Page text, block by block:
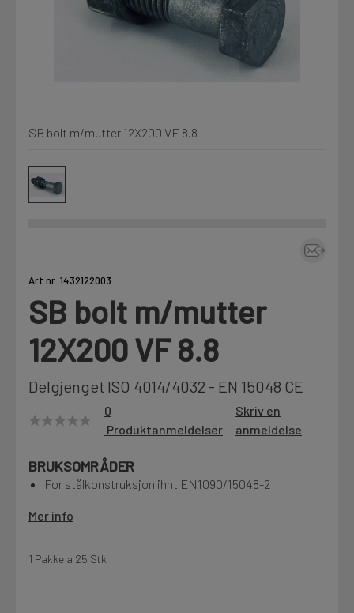
Kjemi, vindsperre og branntetting
Annet
Fag
Motek
Kontakt og åpningstider
Kontakt
Firmainformasjon
LOGG UT
SB bolt m/mutter 12X200 VF 8.8
Art.nr. 1432122003
SB bolt m/mutter
12X200 VF 8.8
Delgjenget ISO 4014/4032 - EN 15048 CE
0
Produktanmeldelser
Skriv en
anmeldelse
BRUKSOMRÅDER
For stålkonstruksjon ihht EN1090/15048-2
Mer info
1 Pakke a 25 Stk